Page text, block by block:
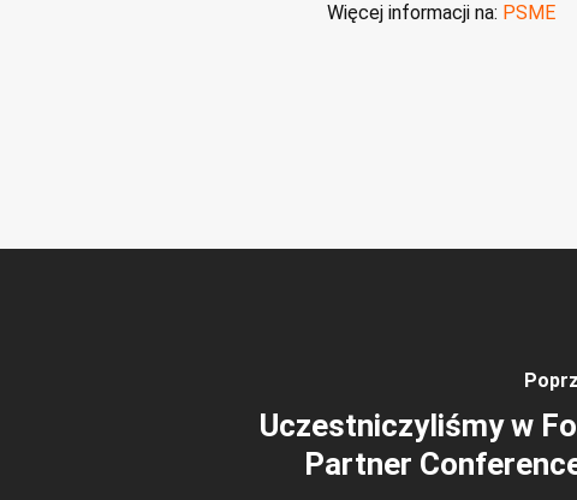
Więcej informacji na: PSME
Uczestniczyliśmy w
Partner